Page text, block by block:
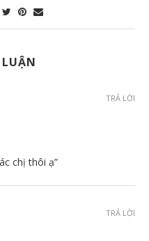
chị thôi ạ”
TRẢ LỜI
TRẢ LỜI